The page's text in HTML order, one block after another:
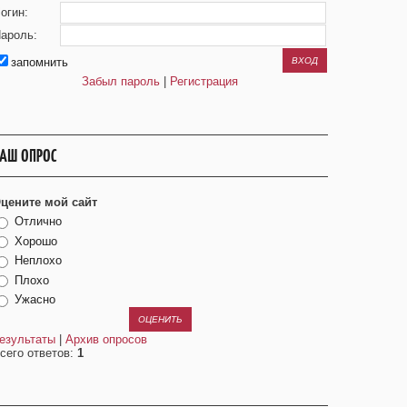
запомнить
Забыл пароль
Регистрация
ОПРОС
мой сайт
Отлично
Хорошо
Неплохо
Плохо
Ужасно
Архив опросов
ответов: 1